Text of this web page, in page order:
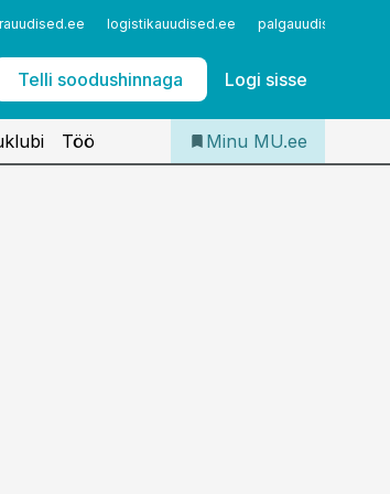
logistikauudised.ee palgauudised.ee
Telli soodushinnaga Logi sisse
Iseteenindus
Telli Meditsiiniuudised
Töö Minu MU.ee